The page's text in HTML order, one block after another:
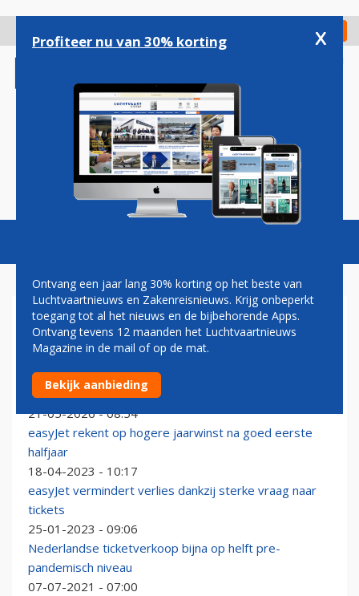
gaan
Check in
Magazine Podcasts Vacatures
BOEKINGEN
Minder boekingen bij easyJet omdat reizigers onzeker
zijn
21-05-2026 - 08:54
easyJet rekent op hogere jaarwinst na goed eerste
halfjaar
18-04-2023 - 10:17
easyJet vermindert verlies dankzij sterke vraag naar
tickets
25-01-2023 - 09:06
Nederlandse ticketverkoop bijna op helft pre-
pandemisch niveau
07-07-2021 - 07:00
Profiteer nu van 30% korting x
Ontvang een jaar lang 30% korting op het beste van
Luchtvaartnieuws en Zakenreisnieuws. Krijg onbeperkt
toegang tot al het nieuws en de bijbehorende Apps.
Ontvang tevens 12 maanden het Luchtvaartnieuws
Magazine in de mail of op de mat.
Bekijk aanbieding